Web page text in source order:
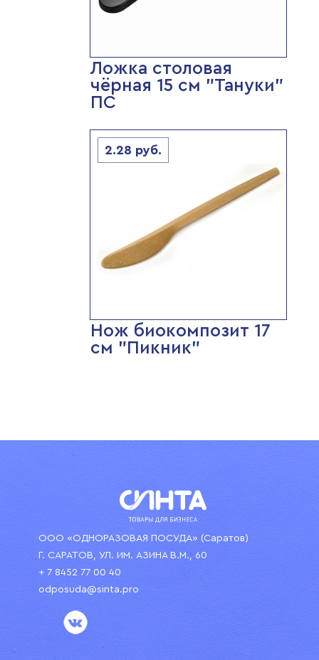
Ложка столовая
чёрная 15 см "Тануки"
ПС
2.28 руб.
Нож биокомпозит 17
см "Пикник"
ООО «ОДНОРАЗОВАЯ ПОСУДА» (Саратов)
Г. САРАТОВ, УЛ. ИМ. АЗИНА В.М., 60
+ 7 8452 77 00 40
odposuda@sinta.pro